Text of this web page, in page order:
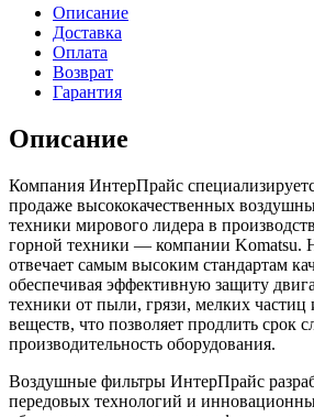
Описание
Доставка
Оплата
Возврат
Гарантия
Описание
Компания ИнтерПрайс
продаже высококачественных
техники мирового лидера в
горной техники — компании Komatsu.
отвечает самым высоким стандартам
обеспечивая эффективную защиту
техники от пыли, грязи, мелких
веществ, что позволяет продлить срок
производительность оборудования.
Воздушные фильтры ИнтерПрайс
передовых технологий и